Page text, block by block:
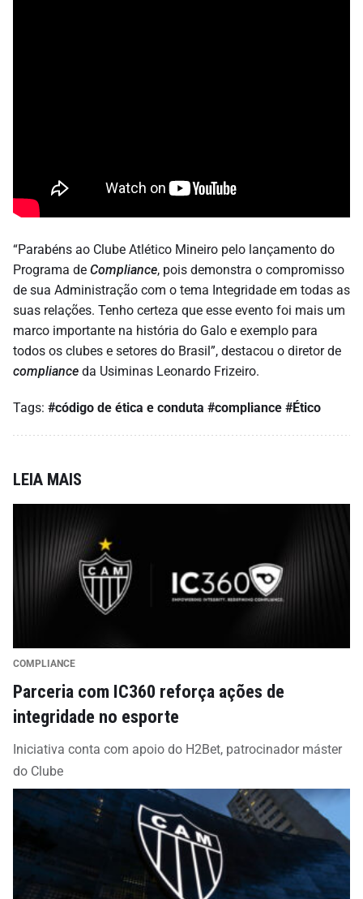
“Parabéns ao Clube Atlético Mineiro pelo lançamento do
Programa de Compliance, pois demonstra o compromisso
de sua Administração com o tema Integridade em todas as
suas relações. Tenho certeza que esse evento foi mais um
marco importante na história do Galo e exemplo para
todos os clubes e setores do Brasil”, destacou o diretor de
compliance da Usiminas Leonardo Frizeiro.
Tags: #código de ética e conduta #compliance #Ético
LEIA MAIS
COMPLIANCE
Parceria com IC360 reforça ações de
integridade no esporte
Iniciativa conta com apoio do H2Bet, patrocinador máster
do Clube